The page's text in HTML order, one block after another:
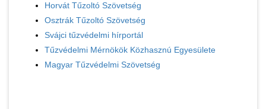
Horvát Tűzoltó Szövetség
Osztrák Tűzoltó Szövetség
Svájci tűzvédelmi hírportál
Tűzvédelmi Mérnökök Közhasznú Egyesülete
Magyar Tűzvédelmi Szövetség